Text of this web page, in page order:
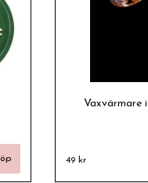
Vaxvärmare
49 kr